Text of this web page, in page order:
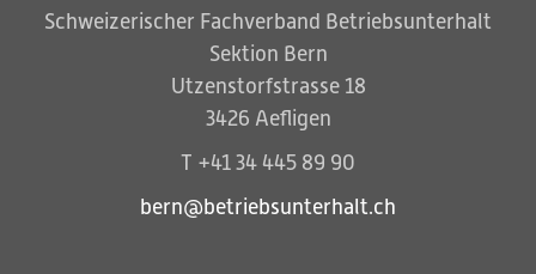
Schweizerischer Fachverband Betriebsunterhalt
Sektion Bern
Utzenstorfstrasse 18
3426 Aefligen
T +41 34 445 89 90
bern@betriebsunterhalt.ch